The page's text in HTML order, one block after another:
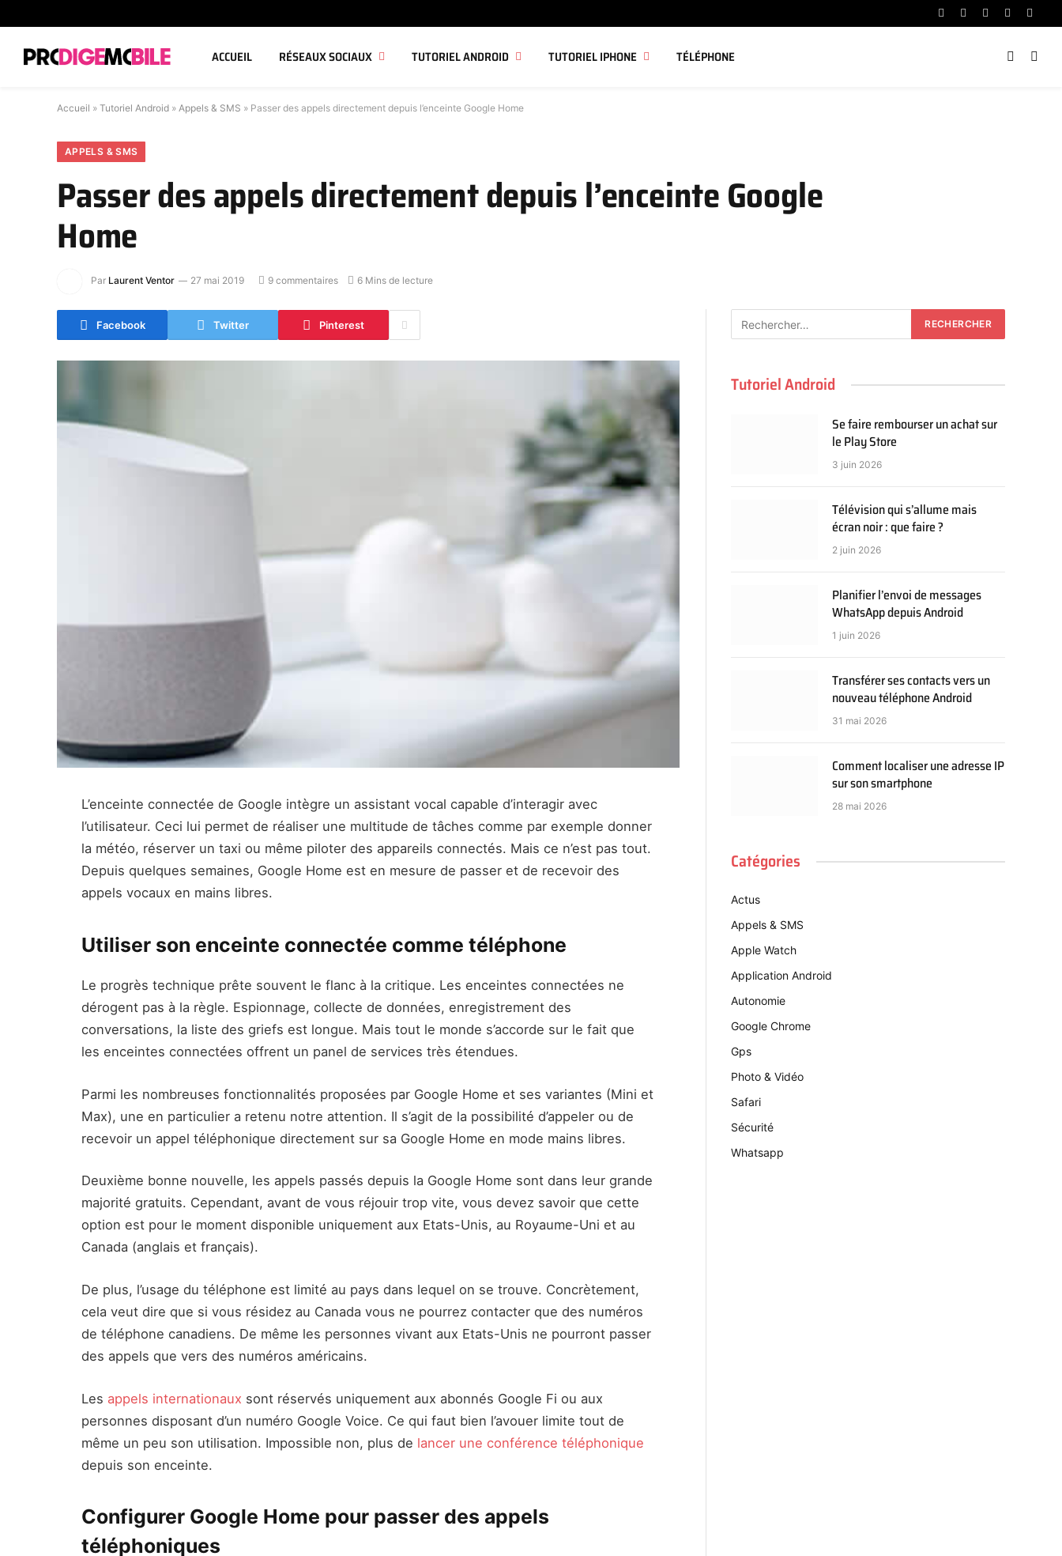
Facebook
X
Instagram
YouTube
ACCUEIL RÉSEAUX SOCIAUX TUTORIEL ANDROID TUTORIEL IPHONE TÉLÉPHONE
Accueil » Tutoriel Android » Appels & SMS » Passer des appels directement depuis l’enceinte Google Home
APPELS & SMS
Passer des appels directement depuis l’enceinte Google
Home
Par Laurent Ventor 27 mai 2019 9 commentaires 6 Mins de lecture
Facebook Twitter Pinterest
L’enceinte connectée de Google intègre un assistant vocal capable d’interagir avec
l’utilisateur. Ceci lui permet de réaliser une multitude de tâches comme par exemple donner
la météo, réserver un taxi ou même piloter des appareils connectés. Mais ce n’est pas tout.
Depuis quelques semaines, Google Home est en mesure de passer et de recevoir des
appels vocaux en mains libres.
Utiliser son enceinte connectée comme téléphone
Le progrès technique prête souvent le flanc à la critique. Les enceintes connectées ne
dérogent pas à la règle. Espionnage, collecte de données, enregistrement des
conversations, la liste des griefs est longue. Mais tout le monde s’accorde sur le fait que
les enceintes connectées offrent un panel de services très étendues.
Parmi les nombreuses fonctionnalités proposées par Google Home et ses variantes (Mini et
Max), une en particulier a retenu notre attention. Il s’agit de la possibilité d’appeler ou de
recevoir un appel téléphonique directement sur sa Google Home en mode mains libres.
Deuxième bonne nouvelle, les appels passés depuis la Google Home sont dans leur grande
majorité gratuits. Cependant, avant de vous réjouir trop vite, vous devez savoir que cette
option est pour le moment disponible uniquement aux Etats-Unis, au Royaume-Uni et au
Canada (anglais et français).
De plus, l’usage du téléphone est limité au pays dans lequel on se trouve. Concrètement,
cela veut dire que si vous résidez au Canada vous ne pourrez contacter que des numéros
de téléphone canadiens. De même les personnes vivant aux Etats-Unis ne pourront passer
des appels que vers des numéros américains.
Les appels internationaux sont réservés uniquement aux abonnés Google Fi ou aux
personnes disposant d’un numéro Google Voice. Ce qui faut bien l’avouer limite tout de
même un peu son utilisation. Impossible non, plus de lancer une conférence téléphonique
depuis son enceinte.
Configurer Google Home pour passer des appels
téléphoniques
Tutoriel Android
Se faire rembourser un achat sur
le Play Store
3 juin 2026
Télévision qui s’allume mais
écran noir : que faire ?
2 juin 2026
Planifier l’envoi de messages
WhatsApp depuis Android
1 juin 2026
Transférer ses contacts vers un
nouveau téléphone Android
31 mai 2026
Comment localiser une adresse IP
sur son smartphone
28 mai 2026
Catégories
Actus
Appels & SMS
Apple Watch
Application Android
Autonomie
Google Chrome
Gps
Photo & Vidéo
Safari
Sécurité
Whatsapp